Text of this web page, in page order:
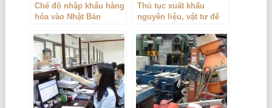
Chế độ nhập khẩu hàng
hóa vào Nhật Bản
Thủ tục xuất khẩu
nguyên liệu, vật tư để
khẩu sản phẩm gia
công